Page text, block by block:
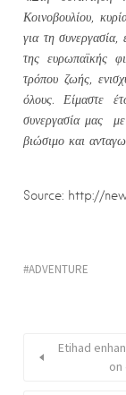
Κοινοβουλίου,
για τη συνεργασία,
της ευρωπαϊκής
τρόπου ζωής,
όλους. Είμαστε
συνεργασία μας
βιώσιμο και
Source: http://
ADVENTURE
Etihad